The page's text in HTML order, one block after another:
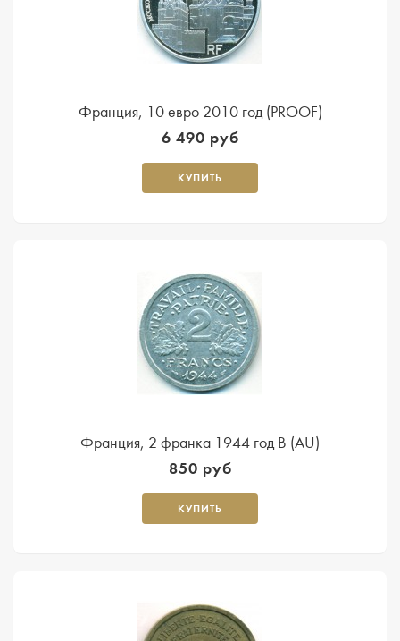
Франция, 10 евро 2010 год (PROOF)
6 490 руб
КУПИТЬ
Франция, 2 франка 1944 год B (AU)
850 руб
КУПИТЬ